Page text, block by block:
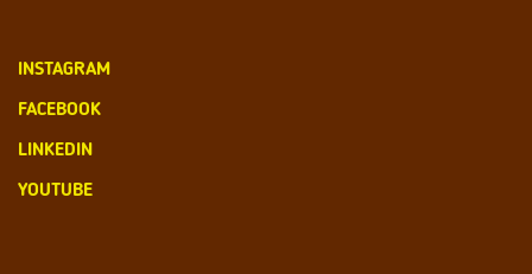
INSTAGRAM
FACEBOOK
LINKEDIN
YOUTUBE